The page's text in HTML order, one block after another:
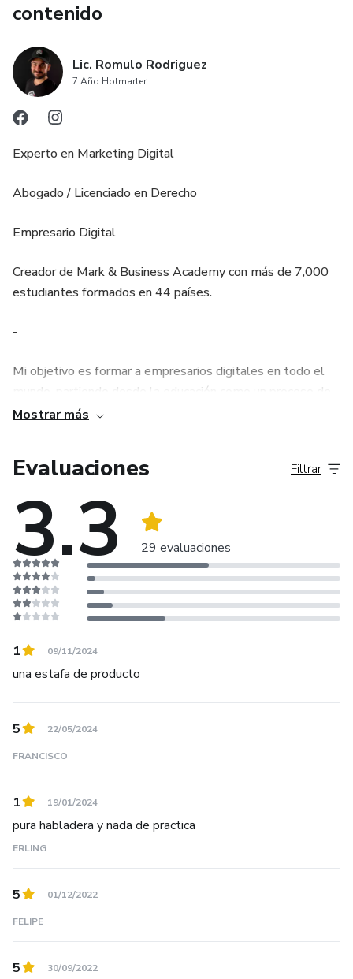
contenido
Lic. Romulo Rodriguez
7 Año Hotmarter
Experto en Marketing Digital
Abogado / Licenciado en Derecho
Empresario Digital
Creador de Mark & Business Academy con más de 7,000
estudiantes formados en 44 países.
-
Mi objetivo es formar a empresarios digitales en todo el
mundo, partiendo desde la educación como un proceso de
transformación y no un mecanismo informativo.
Te enseño a crear tu Agencia de Marketing Digital y que te
conviertas en un empresario del mundo online. ¡Bienvenido!
Mostrar más
Evaluaciones
3.3 29 evaluaciones
Filtrar
1 09/11/2024
una estafa de producto
5 22/05/2024
FRANCISCO
1 19/01/2024
pura habladera y nada de practica
ERLING
5 01/12/2022
FELIPE
5 30/09/2022